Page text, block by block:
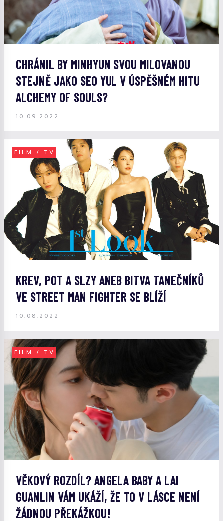
CHRÁNIL BY MINHYUN SVOU MILOVANOU
STEJNĚ JAKO SEO YUL V ÚSPĚŠNÉM HITU
ALCHEMY OF SOULS?
10.09.2022
FILM / TV
KREV, POT A SLZY ANEB BITVA TANEČNÍKŮ
VE STREET MAN FIGHTER SE BLÍŽÍ
10.08.2022
FILM / TV
VĚKOVÝ ROZDÍL? ANGELA BABY A LAI
GUANLIN VÁM UKÁŽÍ, ŽE TO V LÁSCE NENÍ
ŽÁDNOU PŘEKÁŽKOU!